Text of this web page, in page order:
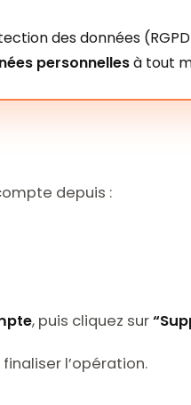
des données
personnellesà tout
depuis :
, puis cliquez sur
l’opération.